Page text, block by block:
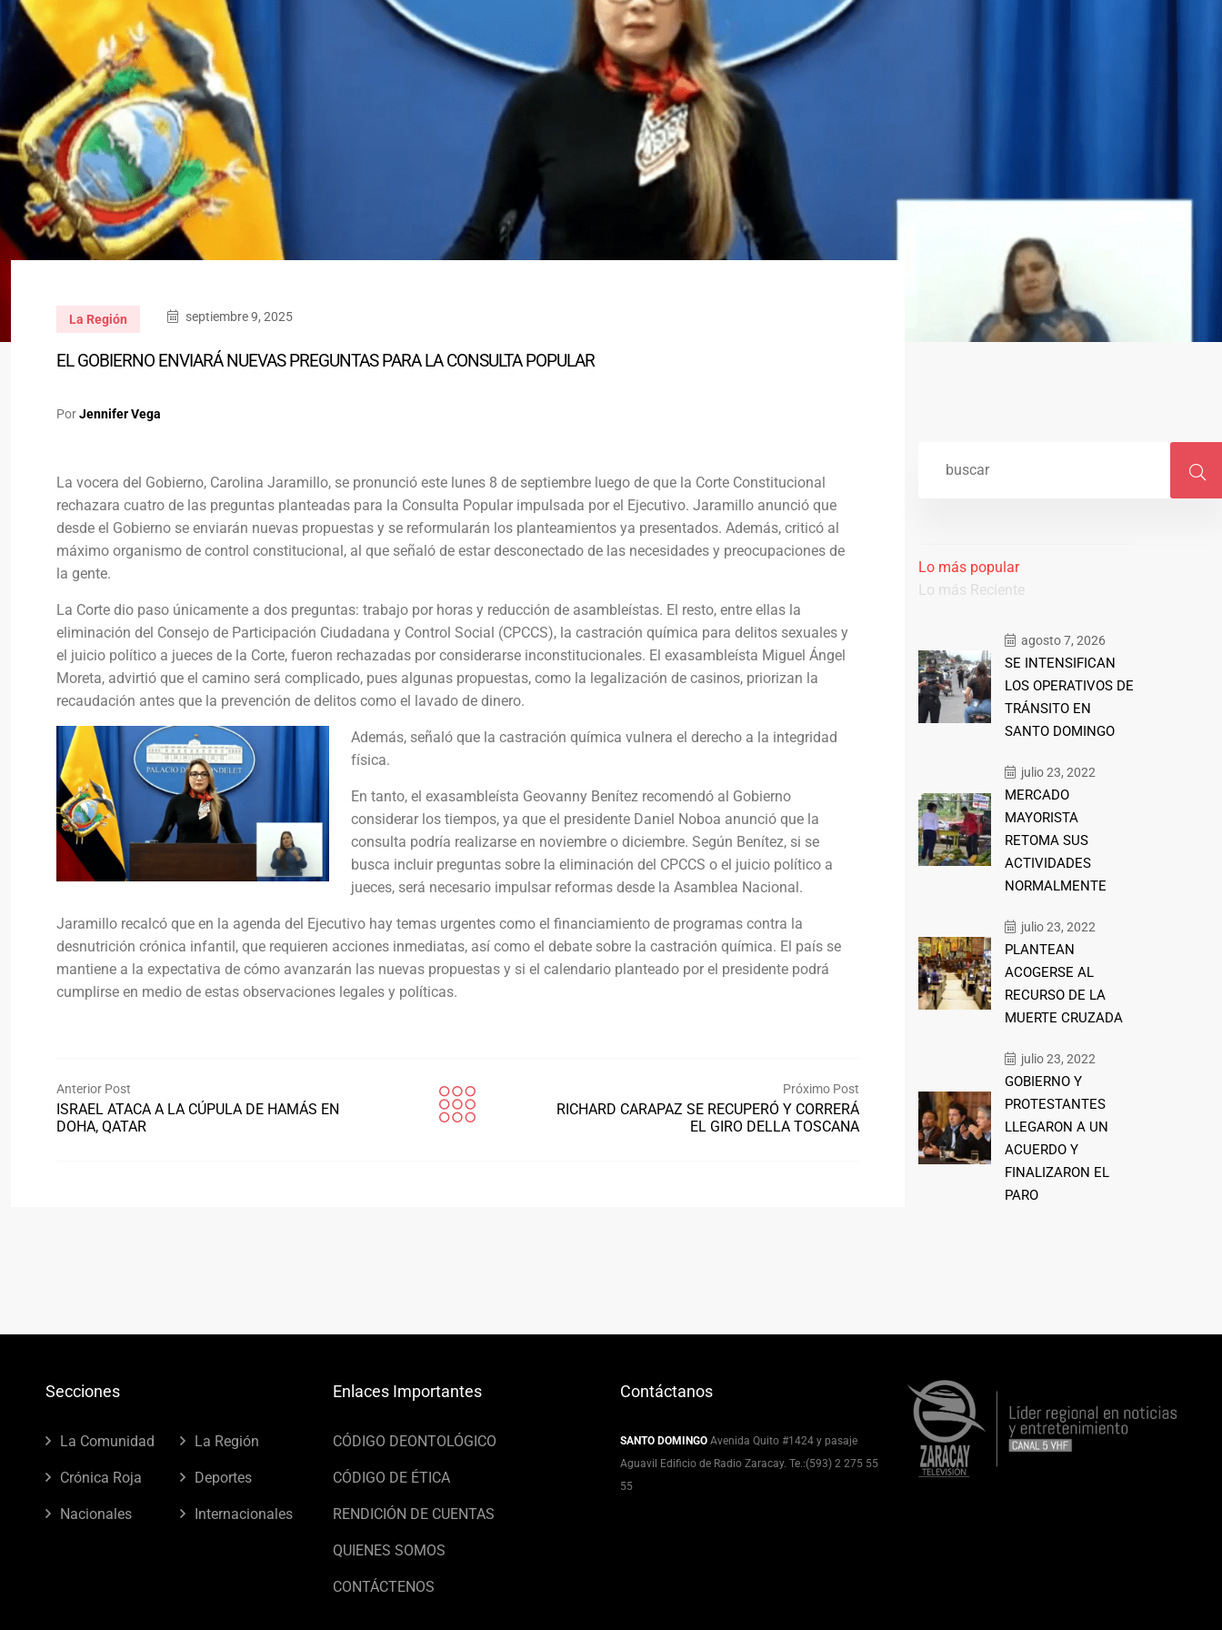
La Región septiembre 9, 2025
EL GOBIERNO ENVIARÁ NUEVAS PREGUNTAS PARA LA CONSULTA POPULAR
PorJennifer Vega
La vocera del Gobierno, Carolina Jaramillo, se pronunció este lunes 8 de septiembre luego de que la Corte Constitucional
rechazara cuatro de las preguntas planteadas para la Consulta Popular impulsada por el Ejecutivo. Jaramillo anunció que
desde el Gobierno se enviarán nuevas propuestas y se reformularán los planteamientos ya presentados. Además, criticó al
máximo organismo de control constitucional, al que señaló de estar desconectado de las necesidades y preocupaciones de
la gente.
La Corte dio paso únicamente a dos preguntas: trabajo por horas y reducción de asambleístas. El resto, entre ellas la
eliminación del Consejo de Participación Ciudadana y Control Social (CPCCS), la castración química para delitos sexuales y
el juicio político a jueces de la Corte, fueron rechazadas por considerarse inconstitucionales. El exasambleísta Miguel Ángel
Moreta, advirtió que el camino será complicado, pues algunas propuestas, como la legalización de casinos, priorizan la
recaudación antes que la prevención de delitos como el lavado de dinero.
Además, señaló que la castración química vulnera el derecho a la integridad
física.
En tanto, el exasambleísta Geovanny Benítez recomendó al Gobierno
considerar los tiempos, ya que el presidente Daniel Noboa anunció que la
consulta podría realizarse en noviembre o diciembre. Según Benítez, si se
busca incluir preguntas sobre la eliminación del CPCCS o el juicio político a
jueces, será necesario impulsar reformas desde la Asamblea Nacional.
Jaramillo recalcó que en la agenda del Ejecutivo hay temas urgentes como el financiamiento de programas contra la
desnutrición crónica infantil, que requieren acciones inmediatas, así como el debate sobre la castración química. El país se
mantiene a la expectativa de cómo avanzarán las nuevas propuestas y si el calendario planteado por el presidente podrá
cumplirse en medio de estas observaciones legales y políticas.
Anterior Post
ISRAEL ATACA A LA CÚPULA DE HAMÁS EN
DOHA, QATAR
Próximo Post
RICHARD CARAPAZ SE RECUPERÓ Y CORRERÁ
EL GIRO DELLA TOSCANA
Lo más popular
Lo más Reciente
agosto 7, 2026
SE INTENSIFICAN
LOS OPERATIVOS DE
TRÁNSITO EN
SANTO DOMINGO
julio 23, 2022
MERCADO
MAYORISTA
RETOMA SUS
ACTIVIDADES
NORMALMENTE
julio 23, 2022
PLANTEAN
ACOGERSE AL
RECURSO DE LA
MUERTE CRUZADA
julio 23, 2022
GOBIERNO Y
PROTESTANTES
LLEGARON A UN
ACUERDO Y
FINALIZARON EL
PARO
Secciones
La Comunidad La Región
Crónica Roja Deportes
Nacionales Internacionales
Enlaces Importantes
CÓDIGO DEONTOLÓGICO
CÓDIGO DE ÉTICA
RENDICIÓN DE CUENTAS
QUIENES SOMOS
CONTÁCTENOS
Contáctanos
SANTO DOMINGO Avenida Quito #1424 y pasaje
Aguavil Edificio de Radio Zaracay. Te.:(593) 2 275 55
55